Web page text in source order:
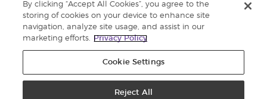
Peizerweg 97
9727 AJ Groningen
Netherlands
Kundenservice:0800-296205
Datenschutzerklärung
By clicking “Accept All Cookies”, you agree to the
storing of cookies on your device to enhance site
navigation, analyze site usage, and assist in our
marketing efforts.
Privacy Policy
Cookie Settings
Reject All